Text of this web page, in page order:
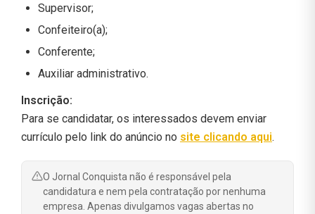
Supervisor;
Confeiteiro(a);
Conferente;
Auxiliar administrativo.
Inscrição:
Para se candidatar, os interessados devem enviar
currículo pelo link do anúncio no site clicando aqui.
O Jornal Conquista não é responsável pela
candidatura e nem pela contratação por nenhuma
empresa. Apenas divulgamos vagas abertas no